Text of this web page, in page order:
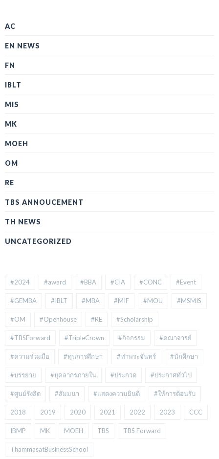
AC
EN NEWS
FN
IBLT
MIS
MK
MOEH
OM
RE
TBS ANNOUCEMENT
TH NEWS
UNCATEGORIZED
#2024 #award #BBA #CIA #CONC #Event
#GEMBA #IBLT #MBA #MIF #MOU #MSMIS
#OM #Openhouse #RE #Scholarship
#TBSForward #TripleCrown #กิจกรรม #คณาจารย์
#ความร่วมมือ #ทุนการศึกษา #ท่าพระจันทร์ #นักศึกษา
#บรรยาย #บุคลากรภายใน #ประกวด #ประกาศทั่วไป
#ศูนย์รังสิต #สัมมนา #แสดงความยินดี #ให้การต้อนรับ
2018 2019 2020 2021 2022 2023 CCC
IBMP MK MOEH TBS TBS Forward
ThammasatBusinessSchool